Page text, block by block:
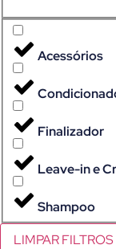
Acessórios
Finalizador
Leave-in e
Shampoo
LIMPAR FILTROS